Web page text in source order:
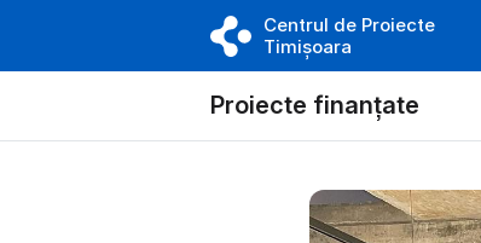
Centrul de Proiecte
Timișoara
Proiecte finanțate